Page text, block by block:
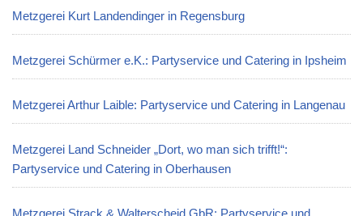
Metzgerei Kurt Landendinger in Regensburg
Metzgerei Schürmer e.K.: Partyservice und Catering in Ipsheim
Metzgerei Arthur Laible: Partyservice und Catering in Langenau
Metzgerei Land Schneider „Dort, wo man sich trifft!“:
Partyservice und Catering in Oberhausen
Metzgerei Strack & Walterscheid GbR: Partyservice und